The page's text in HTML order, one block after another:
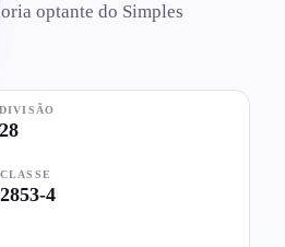
optante do Simples
DIVISÃO
28
CLASSE
2853-4